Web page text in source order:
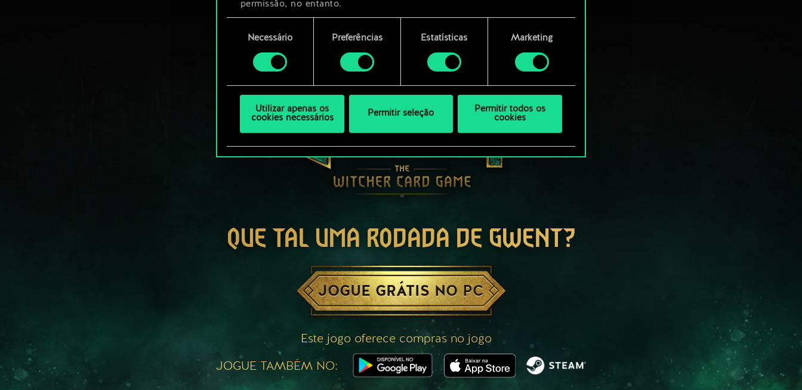
permissão, no entanto.
Você encontrará todos os detalhes sobre o uso de cookies e poderá
consentimento
Necessário Preferências Estatísticas Marketing
Utilizar apenas os
cookies necessários
Permitir seleção
Permitir todos os
cookies
QUE TAL UMA RODADA DE GWENT?
JOGUE GRÁTIS NO PC
Este jogo oferece compras no jogo
JOGUE TAMBÉM NO: